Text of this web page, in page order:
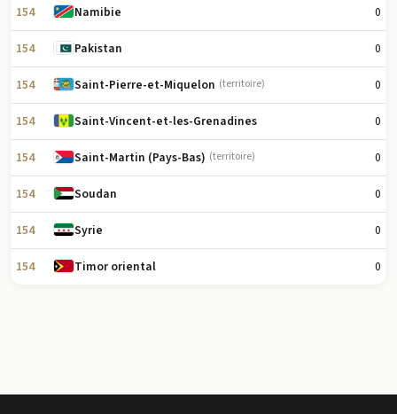
154 Namibie 0
154 Pakistan 0
154 Saint-Pierre-et-Miquelon (territoire) 0
154 Saint-Vincent-et-les-Grenadines 0
154 Saint-Martin (Pays-Bas) (territoire) 0
154 Soudan 0
154 Syrie 0
154 Timor oriental 0